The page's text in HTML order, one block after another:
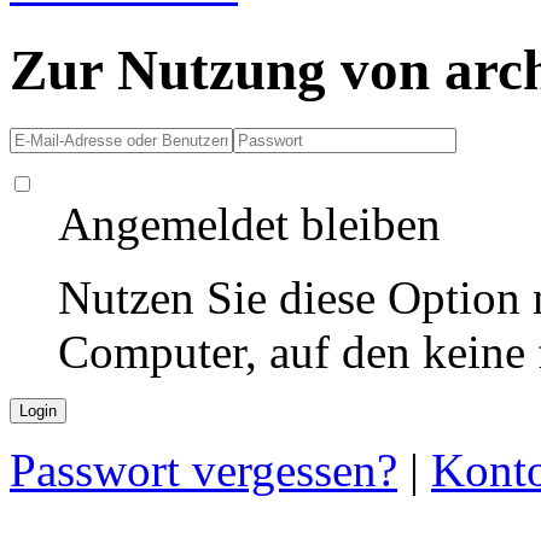
Zur Nutzung von
Angemeldet bleiben
Nutzen Sie diese
Computer, auf den
Passwort vergessen? |